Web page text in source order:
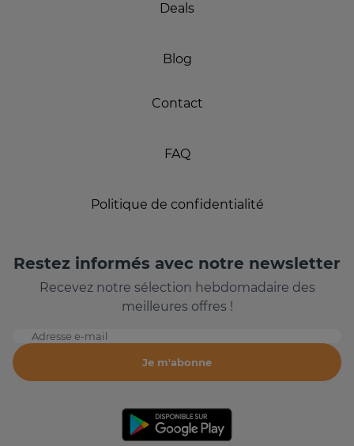
Deals
Blog
Contact
FAQ
Politique de confidentialité
Restez informés avec notre newsletter
Recevez notre sélection hebdomadaire des
meilleures offres !
Adresse e-mail
Je m'abonne